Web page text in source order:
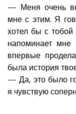
— Меня очень
мне с этим. Я
хотел бы с
напоминает
впервые
была история
— Да, это было
я чувствую